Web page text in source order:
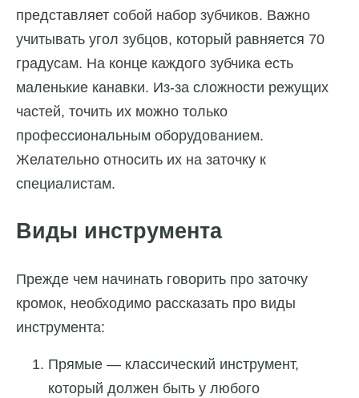
представляет собой набор зубчиков. Важно
учитывать угол зубцов, который равняется 70
градусам. На конце каждого зубчика есть
маленькие канавки. Из-за сложности режущих
частей, точить их можно только
профессиональным оборудованием.
Желательно относить их на заточку к
специалистам.
Виды инструмента
Прежде чем начинать говорить про заточку
кромок, необходимо рассказать про виды
инструмента:
Прямые — классический инструмент,
который должен быть у любого